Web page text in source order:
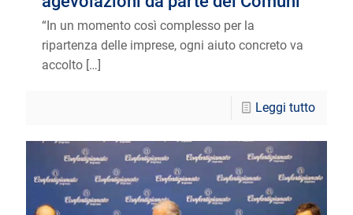
“In un momento così complesso per la
ripartenza delle imprese, ogni aiuto concreto va
accolto […]
Leggi tutto